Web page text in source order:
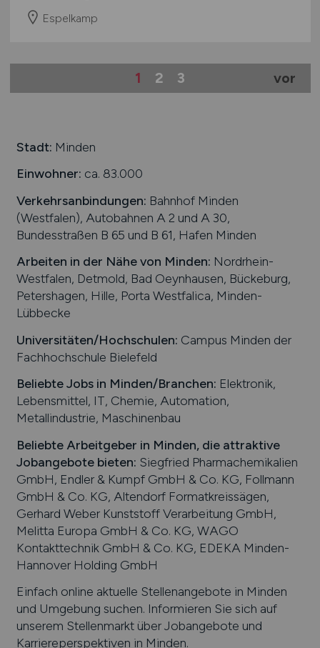
Espelkamp
1 2 3 vor
Stadt: Minden
Einwohner: ca. 83.000
Verkehrsanbindungen: Bahnhof Minden
(Westfalen), Autobahnen A 2 und A 30,
Bundesstraßen B 65 und B 61, Hafen Minden
Arbeiten in der Nähe von Minden: Nordrhein-
Westfalen, Detmold, Bad Oeynhausen, Bückeburg,
Petershagen, Hille, Porta Westfalica, Minden-
Lübbecke
Universitäten/Hochschulen: Campus Minden der
Fachhochschule Bielefeld
Beliebte Jobs in Minden/Branchen: Elektronik,
Lebensmittel, IT, Chemie, Automation,
Metallindustrie, Maschinenbau
Beliebte Arbeitgeber in Minden, die attraktive
Jobangebote bieten: Siegfried Pharmachemikalien
GmbH, Endler & Kumpf GmbH & Co. KG, Follmann
GmbH & Co. KG, Altendorf Formatkreissägen,
Gerhard Weber Kunststoff Verarbeitung GmbH,
Melitta Europa GmbH & Co. KG, WAGO
Kontakttechnik GmbH & Co. KG, EDEKA Minden-
Hannover Holding GmbH
Einfach online aktuelle Stellenangebote in Minden
und Umgebung suchen. Informieren Sie sich auf
unserem Stellenmarkt über Jobangebote und
Karriereperspektiven in Minden.